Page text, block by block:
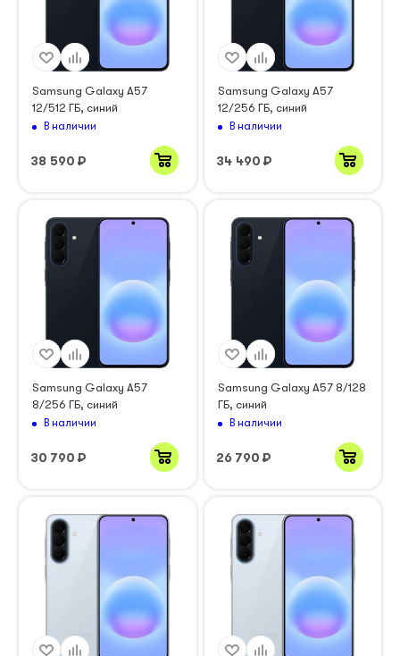
Samsung Galaxy A57
12/512 ГБ, синий
В наличии
38 590 ₽
Samsung Galaxy A57
12/256 ГБ, синий
В наличии
34 490 ₽
Samsung Galaxy A57
8/256 ГБ, синий
В наличии
30 790 ₽
Samsung Galaxy A57 8/128
ГБ, синий
В наличии
26 790 ₽